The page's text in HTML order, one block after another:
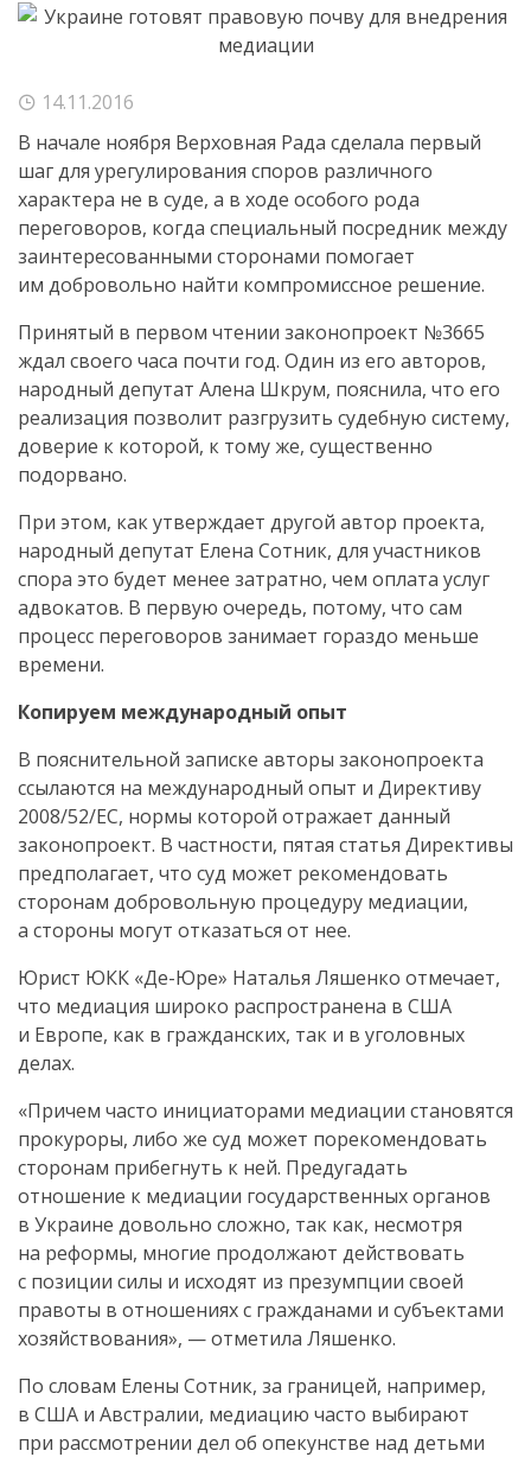
14.11.2016
В начале ноября Верховная Рада сделала первый
шаг для урегулирования споров различного
характера не в суде, а в ходе особого рода
переговоров, когда специальный посредник между
заинтересованными сторонами помогает
им добровольно найти компромиссное решение.
Принятый в первом чтении законопроект №3665
ждал своего часа почти год. Один из его авторов,
народный депутат Алена Шкрум, пояснила, что его
реализация позволит разгрузить судебную систему,
доверие к которой, к тому же, существенно
подорвано.
При этом, как утверждает другой автор проекта,
народный депутат Елена Сотник, для участников
спора это будет менее затратно, чем оплата услуг
адвокатов. В первую очередь, потому, что сам
процесс переговоров занимает гораздо меньше
времени.
Копируем международный опыт
В пояснительной записке авторы законопроекта
ссылаются на международный опыт и Директиву
2008/52/ЕС, нормы которой отражает данный
законопроект. В частности, пятая статья Директивы
предполагает, что суд может рекомендовать
сторонам добровольную процедуру медиации,
а стороны могут отказаться от нее.
Юрист ЮКК «Де-Юре» Наталья Ляшенко отмечает,
что медиация широко распространена в США
и Европе, как в гражданских, так и в уголовных
делах.
«Причем часто инициаторами медиации становятся
прокуроры, либо же суд может порекомендовать
сторонам прибегнуть к ней. Предугадать
отношение к медиации государственных органов
в Украине довольно сложно, так как, несмотря
на реформы, многие продолжают действовать
с позиции силы и исходят из презумпции своей
правоты в отношениях с гражданами и субъектами
хозяйствования», — отметила Ляшенко.
По словам Елены Сотник, за границей, например,
в США и Австралии, медиацию часто выбирают
при рассмотрении дел об опекунстве над детьми